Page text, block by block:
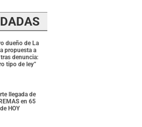
dueño de La
propuesta a
denuncia:
tipo de ley”
llegada de
en 65
HOY